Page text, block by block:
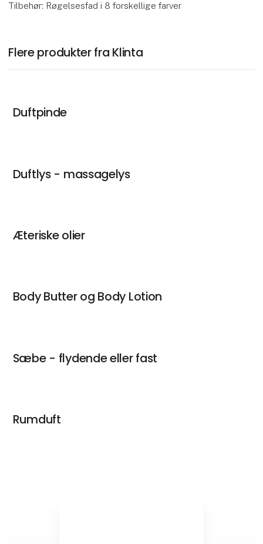
Tilbehør: Røgelsesfad i 8 forskellige farver
Flere produkter fra Klinta
Duftpinde
Duftlys - massagelys
Æteriske olier
Body Butter og Body Lotion
Sæbe - flydende eller fast
Rumduft